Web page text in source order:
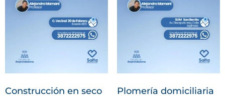
Construcción en seco
Plomería domiciliaria